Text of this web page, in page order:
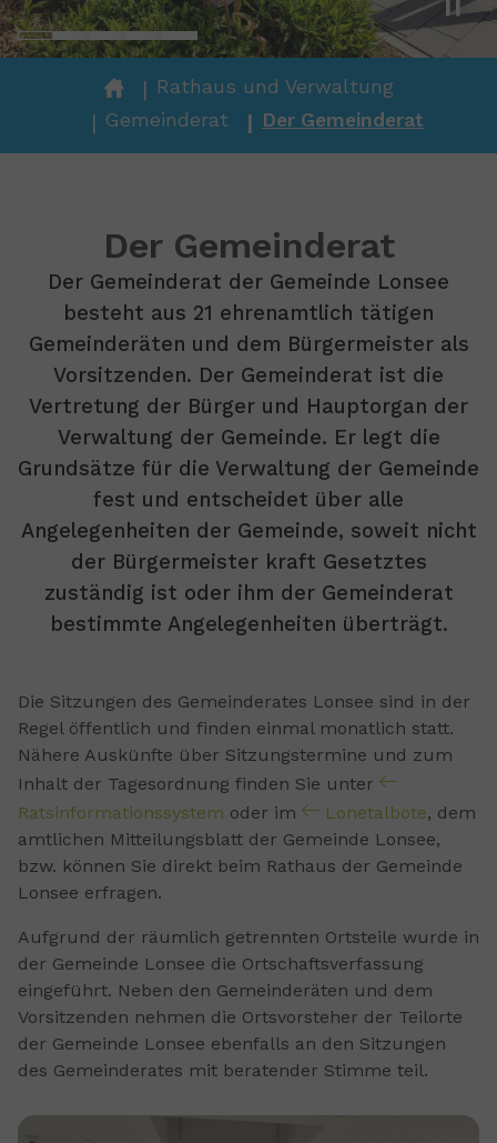
You are here: Rathaus und Verwaltung
Gemeinderat
Der Gemeinderat
Der Gemeinderat
Der Gemeinderat der Gemeinde Lonsee
besteht aus 21 ehrenamtlich tätigen
Gemeinderäten und dem Bürgermeister als
Vorsitzenden. Der Gemeinderat ist die
Vertretung der Bürger und Hauptorgan der
Verwaltung der Gemeinde. Er legt die
Grundsätze für die Verwaltung der Gemeinde
fest und entscheidet über alle
Angelegenheiten der Gemeinde, soweit nicht
der Bürgermeister kraft Gesetztes
zuständig ist oder ihm der Gemeinderat
bestimmte Angelegenheiten überträgt.
Die Sitzungen des Gemeinderates Lonsee sind in der
Regel öffentlich und finden einmal monatlich statt.
Nähere Auskünfte über Sitzungstermine und zum
Inhalt der Tagesordnung finden Sie unter
Ratsinformationssystem oder im Lonetalbote, dem
amtlichen Mitteilungsblatt der Gemeinde Lonsee,
bzw. können Sie direkt beim Rathaus der Gemeinde
Lonsee erfragen.
Aufgrund der räumlich getrennten Ortsteile wurde in
der Gemeinde Lonsee die Ortschaftsverfassung
eingeführt. Neben den Gemeinderäten und dem
Vorsitzenden nehmen die Ortsvorsteher der Teilorte
der Gemeinde Lonsee ebenfalls an den Sitzungen
des Gemeinderates mit beratender Stimme teil.
Show larger version for: